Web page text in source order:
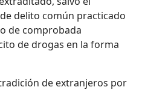
delito común practicado
de comprobada
de drogas en la forma
de extranjeros por